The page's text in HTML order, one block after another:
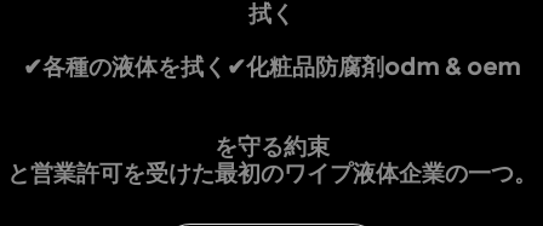
拭く
✔各種の液体を拭く✔化粧品防腐剤odm & oem
を守る約束
と営業許可を受けた最初のワイプ液体企業の一つ。